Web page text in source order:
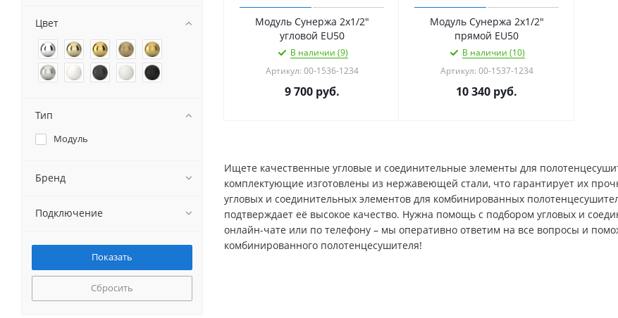
Модуль Сунержа 2х1/2"
угловой EU50
В наличии (9)
Артикул: 00-1536-1234
9 700руб.
Модуль Сунержа 2х1/2"
прямой EU50
В наличии (10)
Артикул: 00-1537-1234
10 340 руб.
Ищете качественные угловые и соединительные элементы для
комплектующие изготовлены из нержавеющей стали, что гарантирует их
угловых и соединительных элементов для комбинированных
подтверждает её высокое качество. Нужна помощь с подбором угловых и
онлайн-чате или по телефону – мы оперативно ответим на все вопросы и
комбинированного полотенцесушителя!
Цвет
Тип
Модуль
Бренд
Подключение
Сбросить